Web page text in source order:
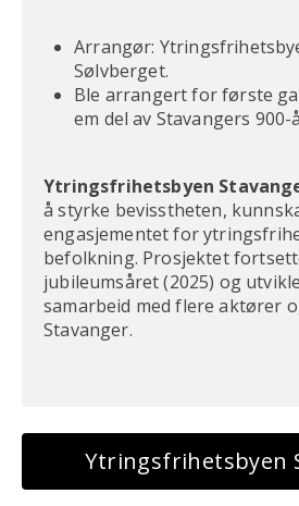
Arrangør:
Sølvberget.
Ble arrangert for første
em del av Stavangers
Ytringsfrihetsbyen
å styrke bevisstheten,
engasjementet for
befolkning. Prosjektet
jubileumsåret (2025) og
samarbeid med flere aktører
Stavanger.
Ytringsfrihetsbyen